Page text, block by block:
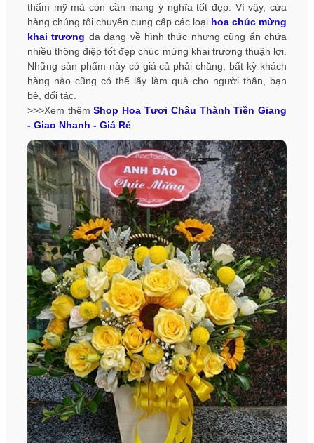
thẩm mỹ mà còn cần mang ý nghĩa tốt đẹp. Vì vậy, cửa
hàng chúng tôi chuyên cung cấp các loại hoa chúc mừng
khai trương đa dạng về hình thức nhưng cũng ẩn chứa
nhiều thông điệp tốt đẹp chúc mừng khai trương thuận lợi.
Những sản phẩm này có giá cả phải chăng, bất kỳ khách
hàng nào cũng có thể lấy làm quà cho người thân, bạn
bè, đối tác.
>>>Xem thêmShop Hoa Tươi Châu Thành Tiền Giang
- Giao Nhanh - Giá Rẻ